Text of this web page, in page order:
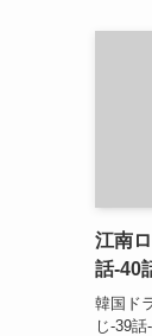
江南
話-40
韓国ド
じ-39